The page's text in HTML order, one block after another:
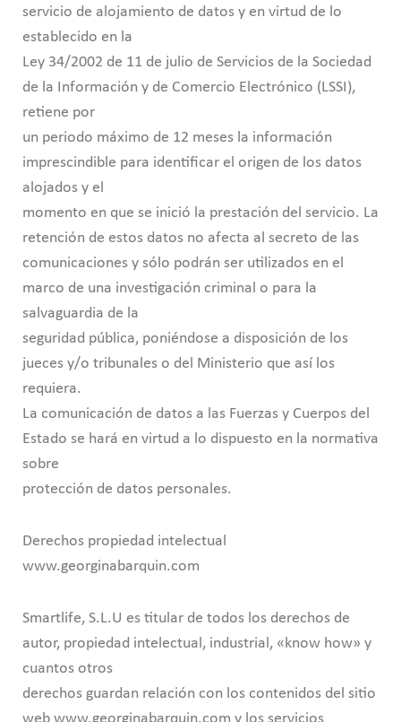
servicio de alojamiento de datos y en virtud de lo
establecido en la
Ley 34/2002 de 11 de julio de Servicios de la Sociedad
de la Información y de Comercio Electrónico (LSSI),
retiene por
un periodo máximo de 12 meses la información
imprescindible para identificar el origen de los datos
alojados y el
momento en que se inició la prestación del servicio. La
retención de estos datos no afecta al secreto de las
comunicaciones y sólo podrán ser utilizados en el
marco de una investigación criminal o para la
salvaguardia de la
seguridad pública, poniéndose a disposición de los
jueces y/o tribunales o del Ministerio que así los
requiera.
La comunicación de datos a las Fuerzas y Cuerpos del
Estado se hará en virtud a lo dispuesto en la normativa
sobre
protección de datos personales.
Derechos propiedad intelectual
www.georginabarquin.com
Smartlife, S.L.U es titular de todos los derechos de
autor, propiedad intelectual, industrial, «know how» y
cuantos otros
derechos guardan relación con los contenidos del sitio
web www.georginabarquin.com y los servicios